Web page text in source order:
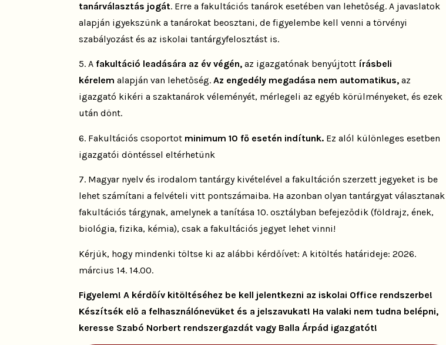
tanárválasztás jogát. Erre a fakultációs tanárok esetében van lehetőség. A javaslatok
alapján igyekszünk a tanárokat beosztani, de figyelembe kell venni a törvényi
szabályozást és az iskolai tantárgyfelosztást is.
5. Afakultáció leadására az év végén, az igazgatónak benyújtott írásbeli
kérelem alapján van lehetőség.Az engedély megadása nem automatikus, az
igazgató kikéri a szaktanárok véleményét, mérlegeli az egyéb körülményeket, és ezek
után dönt.
6. Fakultációs csoportot minimum 10 fő esetén indítunk. Ez alól különleges esetben
igazgatói döntéssel eltérhetünk
7. Magyar nyelv és irodalom tantárgy kivételével a fakultáción szerzett jegyeket is be
lehet számítani a felvételi vitt pontszámaiba. Ha azonban olyan tantárgyat választanak
fakultációs tárgynak, amelynek a tanítása 10. osztályban befejeződik (földrajz, ének,
biológia, fizika, kémia), csak a fakultációs jegyet lehet vinni!
Kérjük, hogy mindenki töltse ki az alábbi kérdőívet: A kitöltés határideje: 2026.
március 14. 14.00.
Figyelem! A kérdőív kitöltéséhez be kell jelentkezni az iskolai Office rendszerbe!
Készítsék elő a felhasználónevüket és a jelszavukat! Ha valaki nem tudna belépni,
keresse Szabó Norbert rendszergazdát vagy Balla Árpád igazgatót!